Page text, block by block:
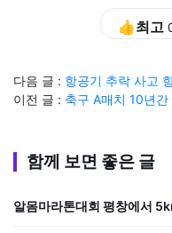
👍최고
다음 글 : 항공기 추락 사고
이전 글 : 축구 A매치 10년
함께 보면 좋은 글
알몸마라톤대회 평창에서